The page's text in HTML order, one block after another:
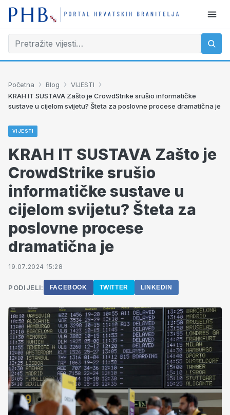
Početna › Blog › VIJESTI ›
KRAH IT SUSTAVA Zašto je CrowdStrike srušio informatičke
sustave u cijelom svijetu? Šteta za poslovne procese dramatična je
VIJESTI
KRAH IT SUSTAVA Zašto je
CrowdStrike srušio
informatičke sustave u
cijelom svijetu? Šteta za
poslovne procese
dramatična je
19.07.2024 15:28
PODIJELI: FACEBOOK TWITTER LINKEDIN